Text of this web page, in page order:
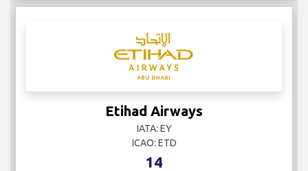
Etihad Airways
IATA: EY
ICAO: ETD
14